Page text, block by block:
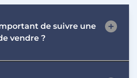
de suivre une
vendre ?